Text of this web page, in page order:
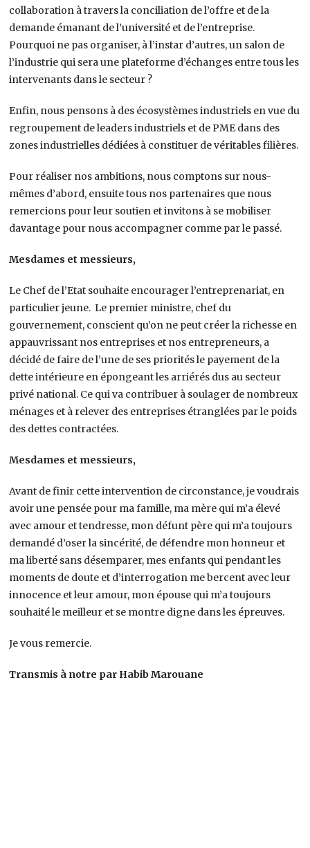
collaboration à travers la conciliation de l’offre et de la
demande émanant de l’université et de l’entreprise.
Pourquoi ne pas organiser, à l’instar d’autres, un salon de
l’industrie qui sera une plateforme d’échanges entre tous les
intervenants dans le secteur ?
Enfin, nous pensons à des écosystèmes industriels en vue du
regroupement de leaders industriels et de PME dans des
zones industrielles dédiées à constituer de véritables filières.
Pour réaliser nos ambitions, nous comptons sur nous-
mêmes d’abord, ensuite tous nos partenaires que nous
remercions pour leur soutien et invitons à se mobiliser
davantage pour nous accompagner comme par le passé.
Mesdames et messieurs,
Le Chef de l’Etat souhaite encourager l’entreprenariat, en
particulier jeune. Le premier ministre, chef du
gouvernement, conscient qu’on ne peut créer la richesse en
appauvrissant nos entreprises et nos entrepreneurs, a
décidé de faire de l’une de ses priorités le payement de la
dette intérieure en épongeant les arriérés dus au secteur
privé national. Ce qui va contribuer à soulager de nombreux
ménages et à relever des entreprises étranglées par le poids
des dettes contractées.
Mesdames et messieurs,
Avant de finir cette intervention de circonstance, je voudrais
avoir une pensée pour ma famille, ma mère qui m’a élevé
avec amour et tendresse, mon défunt père qui m’a toujours
demandé d’oser la sincérité, de défendre mon honneur et
ma liberté sans désemparer, mes enfants qui pendant les
moments de doute et d’interrogation me bercent avec leur
innocence et leur amour, mon épouse qui m’a toujours
souhaité le meilleur et se montre digne dans les épreuves.
Je vous remercie.
Transmis à notre par Habib Marouane